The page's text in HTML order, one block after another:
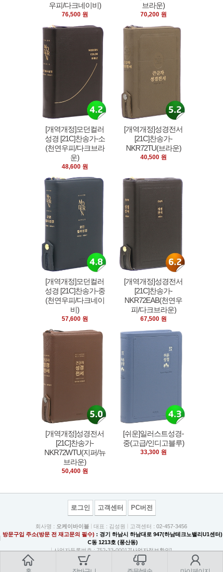
우피/다크네이비)
76,500 원
브라운)
70,200 원
[개역개정]모던컬러
성경 [21C]찬송가-소
(천연우피/다크브라
운)
48,600 원
[개역개정]성경전서
[21C]찬송가-
NKR72TU(브라운)
40,500 원
[개역개정]모던컬러
성경 [21C]찬송가-중
(천연우피/다크네이
비)
57,600 원
[개역개정]성경전서
[21C]찬송가-
NKR72EAB(천연우
피/다크브라운)
67,500 원
[개역개정]성경전서
[21C]찬송가-
NKR72WTU(지퍼/뉴
브라운)
50,400 원
[쉬운]일러스트성경-
중(고급/인디고블루)
33,300 원
로그인 고객센터 PC버전
회사명 : 오케이바이블 대표 : 김성원 고객센터 : 02-457-3456
방문구입 주소(방문 전 재고문의 필수) : 경기 하남시 하남대로 947(하남테크노밸리U1센터)
C동 1213호 (풍산동)
사업자등록번호 : 752-33-00017[사업자정보확인]
사업자주소 : 서울특별시 광진구 중곡동 84-1 3층
통신판매업 신고 : 광진 제1077호
book@eastword.co.kr for more information